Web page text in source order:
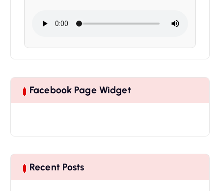
Facebook Page Widget
Recent Posts